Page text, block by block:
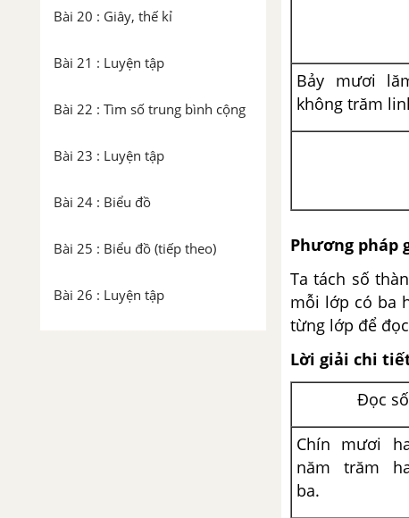
Bài 20 : Giây, thế kỉ
Bài 21 : Luyện tập
Bài 22 : Tìm số trung bình cộng
Bài 23 : Luyện tập
Bài 24 : Biểu đồ
Bài 25 : Biểu đồ (tiếp theo)
Bài 26 : Luyện tập
Bảy mươi
không trăm
Phương pháp
Ta tách số
mỗi lớp có ba
từng lớp để
Lời giải chi
Đọc số
Chín mươi
năm trăm
ba.